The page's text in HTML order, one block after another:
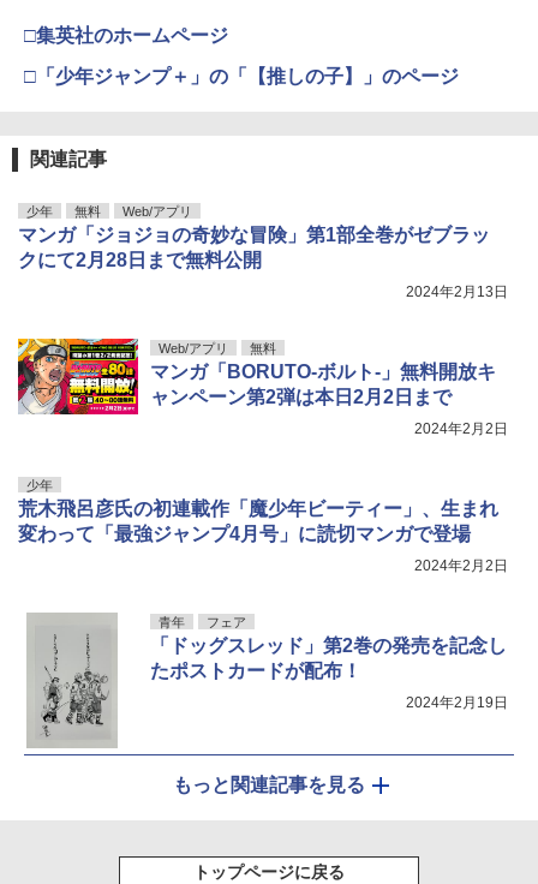
□集英社のホームページ
□「少年ジャンプ＋」の「【推しの子】」のページ
関連記事
少年 無料 Web/アプリ
マンガ「ジョジョの奇妙な冒険」第1部全巻がゼブラッ
クにて2月28日まで無料公開
2024年2月13日
Web/アプリ 無料
マンガ「BORUTO-ボルト-」無料開放キ
ャンペーン第2弾は本日2月2日まで
2024年2月2日
少年
荒木飛呂彦氏の初連載作「魔少年ビーティー」、生まれ
変わって「最強ジャンプ4月号」に読切マンガで登場
2024年2月2日
青年 フェア
「ドッグスレッド」第2巻の発売を記念し
たポストカードが配布！
2024年2月19日
もっと関連記事を見る
トップページに戻る